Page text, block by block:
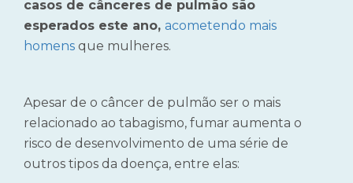
casos de cânceres de pulmão são
esperados este ano, acometendo mais
homens que mulheres.
Apesar de o câncer de pulmão ser o mais
relacionado ao tabagismo, fumar aumenta o
risco de desenvolvimento de uma série de
outros tipos da doença, entre elas: